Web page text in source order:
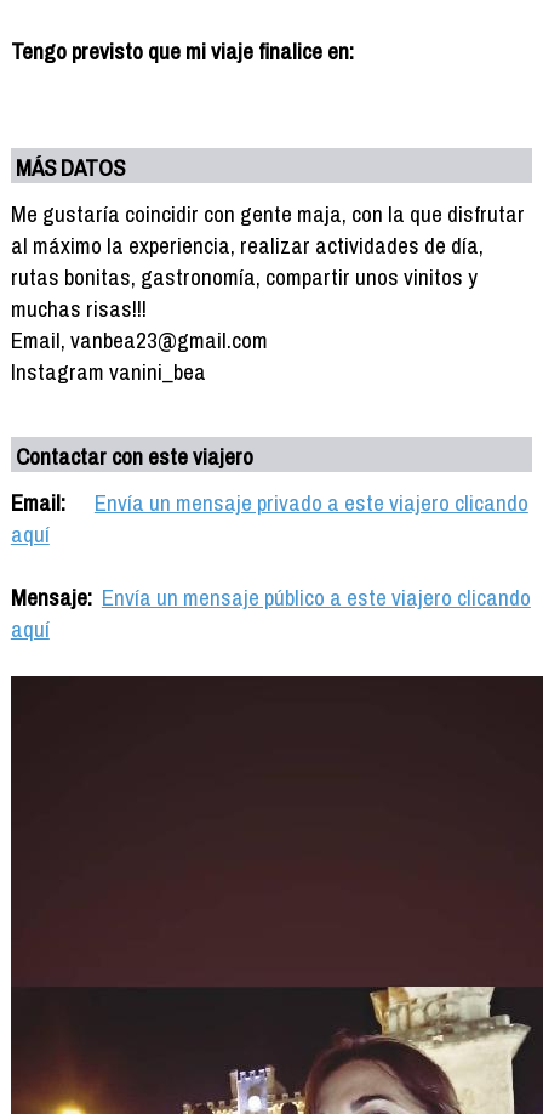
Tengo previsto que mi viaje finalice en:
MÁS DATOS
Me gustaría coincidir con gente maja, con la que disfrutar
al máximo la experiencia, realizar actividades de día,
rutas bonitas, gastronomía, compartir unos vinitos y
muchas risas!!!
Email, vanbea23@gmail.com
Instagram vanini_bea
Contactar con este viajero
Email:
Envía un mensaje privado a este viajero clicando
aquí
Mensaje: Envía un mensaje público a este viajero clicando
aquí